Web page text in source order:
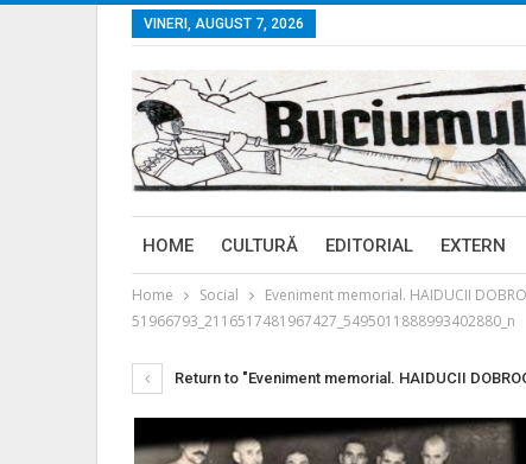
VINERI, AUGUST 7, 2026
HOME CULTURĂ EDITORIAL EXTERN
Home Social
Eveniment memorial. HAIDUCII
51966793_2116517481967427_5495011888993402880_n
Return to "Eveniment memorial. HAIDUCII